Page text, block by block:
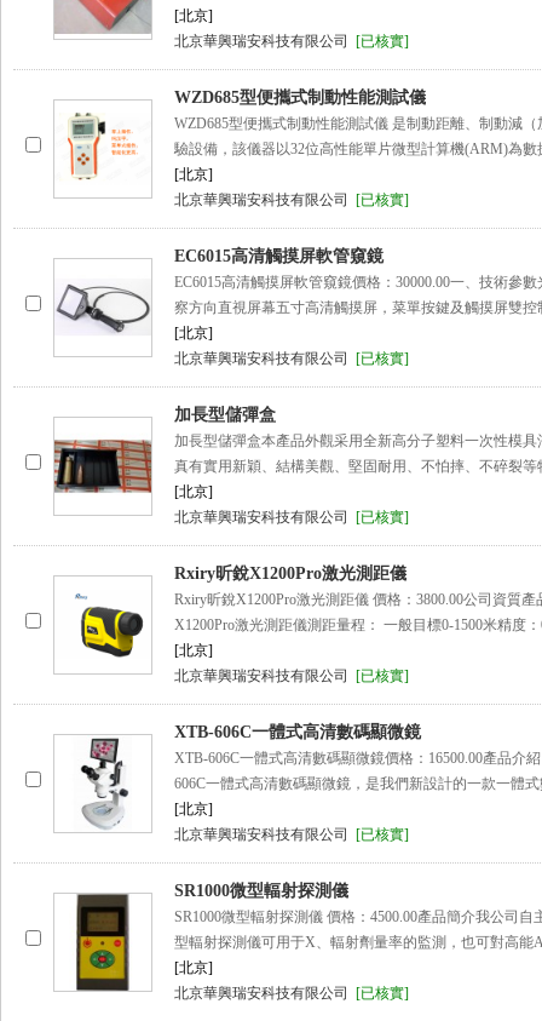
[北京]
北京華興瑞安科技有限公司
[已核實]
WZD685型便攜式制動性能測試儀
WZD685型便攜式制動性能測試儀 是制動距離、制動減（
驗設備，該儀器以32位高性能單片微型計算機(ARM)為數
[北京]
北京華興瑞安科技有限公司
[已核實]
EC6015高清觸摸屏軟管窺鏡
EC6015高清觸摸屏軟管窺鏡價格：30000.00一、技術參
察方向直視屏幕五寸高清觸摸屏，菜單按鍵及觸摸屏雙控
[北京]
北京華興瑞安科技有限公司
[已核實]
加長型儲彈盒
加長型儲彈盒本產品外觀采用全新高分子塑料一次性模具
真有實用新穎、結構美觀、堅固耐用、不怕摔、不碎裂等
[北京]
北京華興瑞安科技有限公司
[已核實]
Rxiry昕銳X1200Pro激光測距儀
Rxiry昕銳X1200Pro激光測距儀 價格：3800.00公司資質產
X1200Pro激光測距儀測距量程： 一般目標0-1500米精度
[北京]
北京華興瑞安科技有限公司
[已核實]
XTB-606C一體式高清數碼顯微鏡
XTB-606C一體式高清數碼顯微鏡價格：16500.00產品介
606C一體式高清數碼顯微鏡，是我們新設計的一款一體
[北京]
北京華興瑞安科技有限公司
[已核實]
SR1000微型輻射探測儀
SR1000微型輻射探測儀 價格：4500.00產品簡介我公司自
型輻射探測儀可用于X、輻射劑量率的監測，也可對高能
[北京]
北京華興瑞安科技有限公司
[已核實]